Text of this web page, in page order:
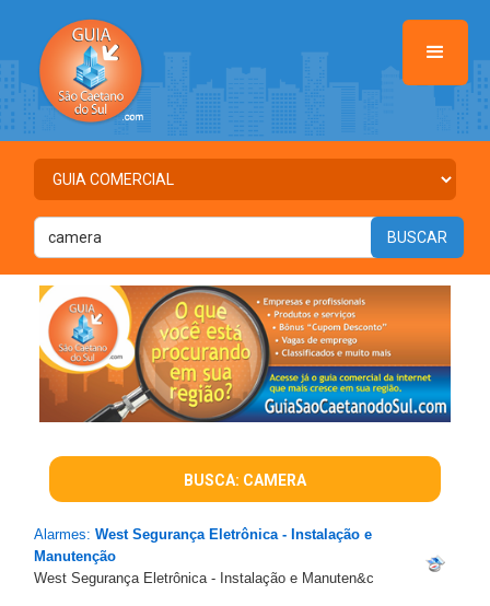
BUSCA: CAMERA
Alarmes: West Segurança Eletrônica - Instalação e
Manutenção
West Segurança Eletrônica - Instalação e Manuten&c